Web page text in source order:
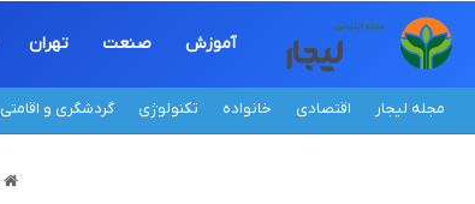
آموزش صنعت تهران
مجله لیجار اقتصادی خانواده تکنولوژی گردشگری و اقامتی